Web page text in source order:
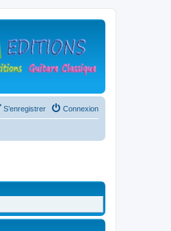
Connexion
S’enregistrer